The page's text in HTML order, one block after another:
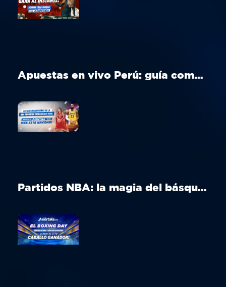
Apuestas en vivo Perú: guía completa para apostar en tiempo real
Partidos NBA: la magia del básquet en Navidad